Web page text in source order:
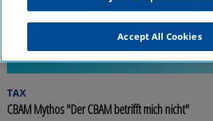
TAX
CBAM Mythos "Der CBAM betrifft mich nicht"
Accept All Cookies